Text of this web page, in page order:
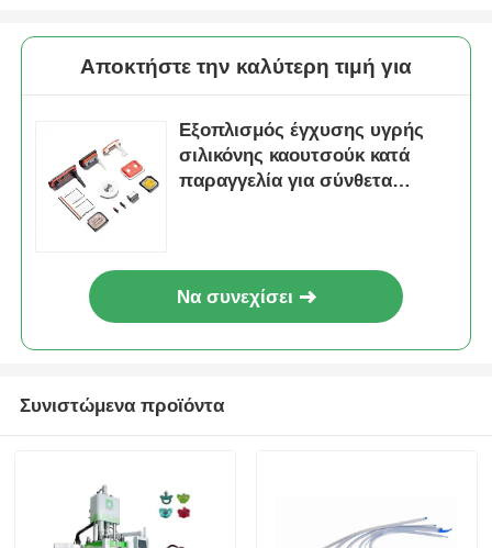
Αποκτήστε την καλύτερη τιμή για
Εξοπλισμός έγχυσης υγρής
σιλικόνης καουτσούκ κατά
παραγγελία για σύνθετα
Να συνεχίσει
Συνιστώμενα προϊόντα